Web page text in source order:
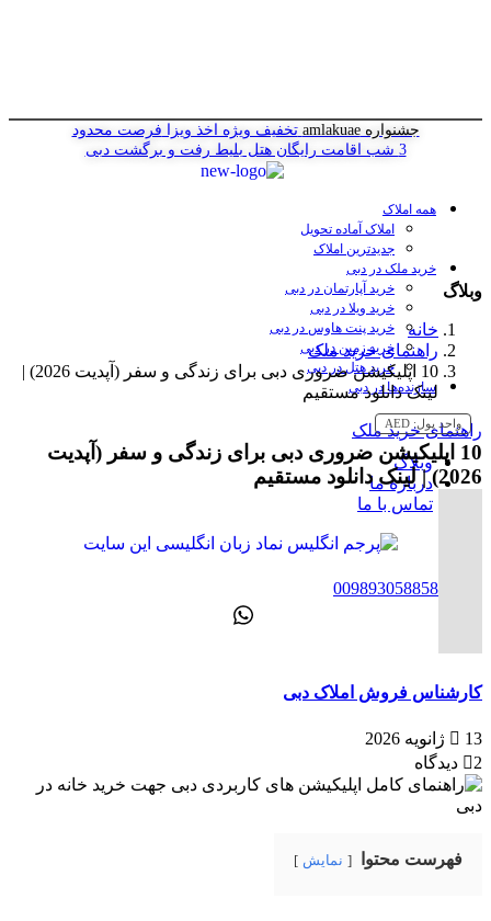
جشنواره amlakuae تخفیف ویژه اخذ ویزا فرصت محدود
3 شب اقامت رایگان هتل
بلیط رفت و برگشت دبی
همه املاک
املاک آماده تحویل
جدیدترین املاک
خرید ملک در دبی
خرید آپارتمان در دبی
خرید ویلا در دبی
خرید پنت هاوس در دبی
خرید زمین در دبی
خرید هتل در دبی
سازنده‌ها در دبی
واحد پول: AED
وبلاگ
درباره ما
تماس با ما
00989305885808
وبلاگ
خانه
راهنمای خرید ملک
10 اپلیکیشن ضروری دبی برای زندگی و سفر (آپدیت 2026) |
لینک دانلود مستقیم
راهنمای خرید ملک
10 اپلیکیشن ضروری دبی برای زندگی و سفر (آپدیت
2026) | لینک دانلود مستقیم
کارشناس فروش املاک دبی
13 ژانویه 2026
2 دیدگاه
فهرست محتوا نمایش